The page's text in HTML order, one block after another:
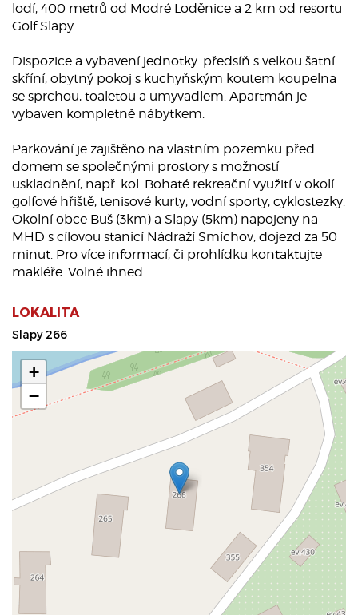
lodí, 400 metrů od Modré Loděnice a 2 km od resortu
Golf Slapy.
Dispozice a vybavení jednotky: předsíň s velkou šatní
skříní, obytný pokoj s kuchyňským koutem koupelna
se sprchou, toaletou a umyvadlem. Apartmán je
vybaven kompletně nábytkem.
Parkování je zajištěno na vlastním pozemku před
domem se společnými prostory s možností
uskladnění, např. kol. Bohaté rekreační využití v okolí:
golfové hřiště, tenisové kurty, vodní sporty, cyklostezky.
Okolní obce Buš (3km) a Slapy (5km) napojeny na
MHD s cílovou stanicí Nádraží Smíchov, dojezd za 50
minut. Pro více informací, či prohlídku kontaktujte
makléře. Volné ihned.
LOKALITA
Slapy 266
+
−